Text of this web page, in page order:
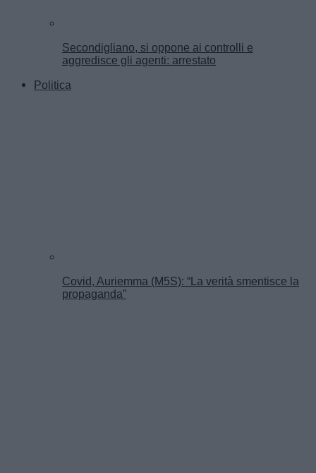
Secondigliano, si oppone ai controlli e
aggredisce gli agenti: arrestato
Politica
Covid, Auriemma (M5S): “La verità smentisce la
propaganda”